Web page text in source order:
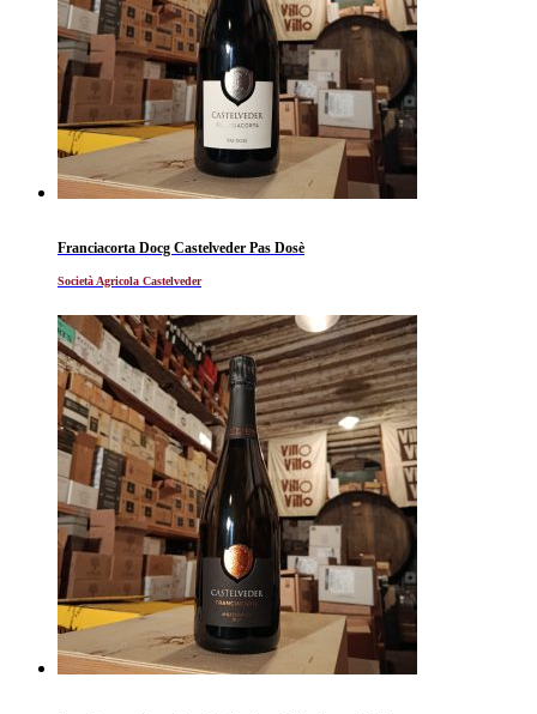
Franciacorta Docg Castelveder Pas Dosè
Società Agricola Castelveder